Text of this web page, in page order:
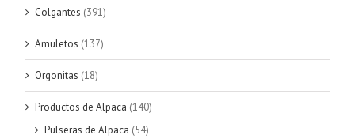
Colgantes (391)
Amuletos (137)
Orgonitas (18)
Productos de Alpaca (140)
Pulseras de Alpaca (54)